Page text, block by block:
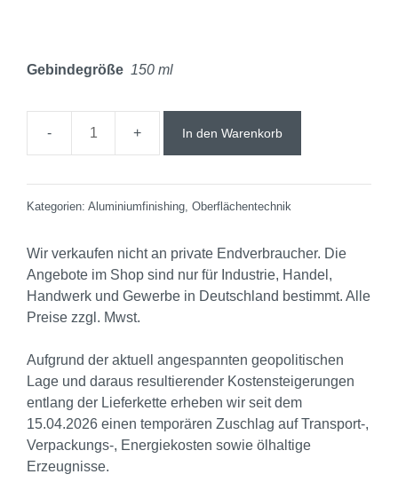
Gebindegröße 150 ml
In den Warenkorb
Kategorien: Aluminiumfinishing, Oberflächentechnik
Wir verkaufen nicht an private Endverbraucher. Die
Angebote im Shop sind nur für Industrie, Handel,
Handwerk und Gewerbe in Deutschland bestimmt. Alle
Preise zzgl. Mwst.
Aufgrund der aktuell angespannten geopolitischen
Lage und daraus resultierender Kostensteigerungen
entlang der Lieferkette erheben wir seit dem
15.04.2026 einen temporären Zuschlag auf Transport‑,
Verpackungs‑, Energiekosten sowie ölhaltige
Erzeugnisse.